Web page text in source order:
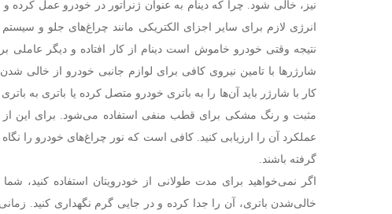
نیز، خالی شود. چرا که دینام به عنوان ژنراتور در خودرو عمل کرده و
انرژی لازم برای سایر اجزای الکتریکی مانند چراغ‌های جلو و سیستم
نتیجه وقتی خودرو خاموش است دینام از کار افتاده و دیگر عاملی
شارژرها با تامین نیروی کافی برای لوازم جانبی خودرو از خالی
کار با شارژر باید آن‌ها را به باتری خودرو متصل کرده یا باتری به
مثبت و رنگ مشکی برای قطب منفی استفاده می‌شود. برای این
عملکرد آن را ارزیابی کنید. کافی است که نور چراغ‌های خودرو را نگاه
گرفته باشند.
اگر نمی‌خواهید برای مدت طولانی از خودرویتان استفاده کنید، شما
خالی‌شدن باتری، آن را جدا کرده و در جایی گرم نگهداری کنید.